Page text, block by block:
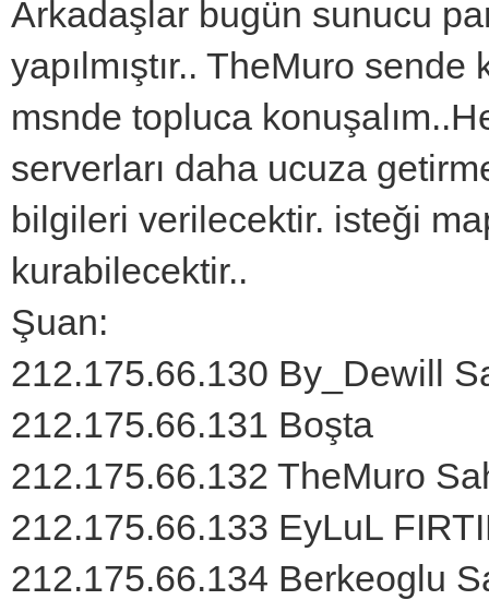
Arkadaşlar bugün sunucu
yapılmıştır.. TheMuro
msnde topluca
serverları daha ucuza
bilgileri verilecektir. isteği
kurabilecektir..
Şuan:
212.175.66.130 By_Dewill
212.175.66.131 Boşta
212.175.66.132 TheMuro
212.175.66.133 EyLuL
212.175.66.134 Berkeoglu